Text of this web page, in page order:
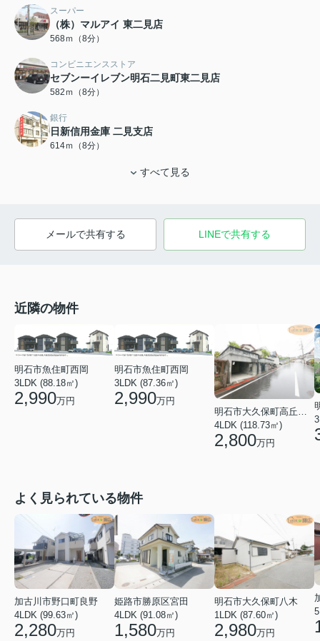
スーパー
（株）マルアイ 東二見店
568ｍ（8分）
コンビニエンスストア
セブンーイレブン明石二見町東二見店
582ｍ（8分）
銀行
日新信用金庫 二見支店
614ｍ（8分）
すべて見る
メールで共有する LINEで共有する
近隣の物件
明石市魚住町西岡
3LDK (88.18㎡)
2,990万円
明石市魚住町西岡
3LDK (87.36㎡)
2,990万円
明石市大久保町高丘１丁目
4LDK (118.73㎡)
2,800万円
よく見られている物件
加古川市野口町良野
4LDK (99.63㎡)
2,280万円
姫路市勝原区宮田
4LDK (91.08㎡)
1,580万円
明石市大久保町八木
1LDK (87.60㎡)
2,980万円